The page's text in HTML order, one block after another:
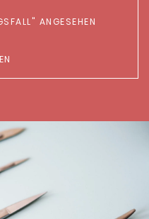
ANGESEHEN